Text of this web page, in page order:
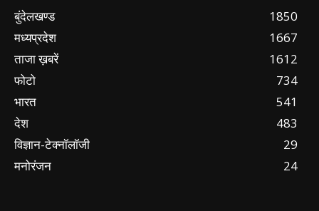
बुंदेलखण्ड
1850
मध्यप्रदेश
1667
ताजा ख़बरें
1612
फोटो
734
भारत
541
देश
483
विज्ञान-टेक्नॉलॉजी
29
मनोरंजन
24